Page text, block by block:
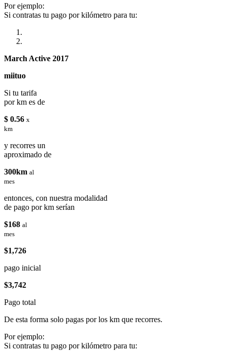
Por ejemplo:
Si contratas tu pago por kilómetro para tu:
March Active 2017
miituo
Si tu tarifa
por km es de
$ 0.56 x
km
y recorres un
aproximado de
300km al
mes
entonces, con nuestra modalidad
de pago por km serían
$168 al
mes
$1,726
pago inicial
$3,742
Pago total
De esta forma solo pagas por los km que recorres.
Por ejemplo:
Si contratas tu pago por kilómetro para tu: